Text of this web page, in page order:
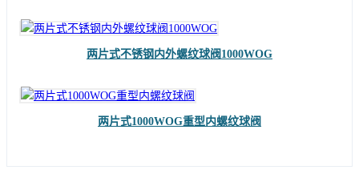
两片式不锈钢内外螺纹球阀1000WOG
两片式1000WOG重型内螺纹球阀